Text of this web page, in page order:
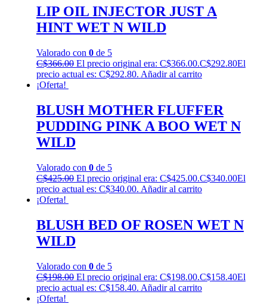
LIP OIL INJECTOR JUST A
HINT WET N WILD
Valorado con 0de 5
C$366.00 El precio original era: C$366.00.C$292.80El
precio actual es: C$292.80. Añadir al carrito
¡Oferta!
BLUSH MOTHER FLUFFER
PUDDING PINK A BOO WET N
WILD
Valorado con 0de 5
C$425.00 El precio original era: C$425.00.C$340.00El
precio actual es: C$340.00. Añadir al carrito
¡Oferta!
BLUSH BED OF ROSEN WET N
WILD
Valorado con 0de 5
C$198.00 El precio original era: C$198.00.C$158.40El
precio actual es: C$158.40. Añadir al carrito
¡Oferta!